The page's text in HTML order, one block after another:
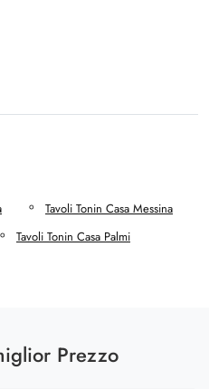
Tavoli Tonin Casa Messina
Tavoli Tonin Casa Palmi
Prezzo